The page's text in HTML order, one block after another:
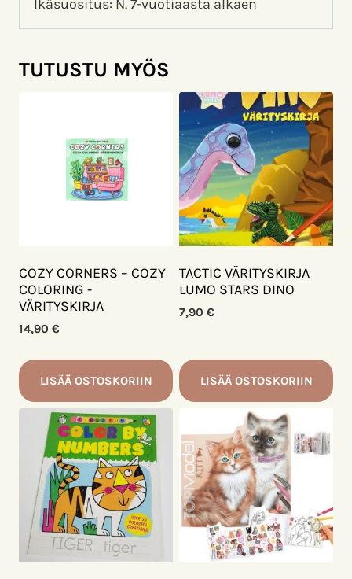
Ikäsuositus: N. 7-vuotiaasta alkaen
TUTUSTU MYÖS
COZY CORNERS – COZY
COLORING -
VÄRITYSKIRJA
14,90 €
LISÄÄ OSTOSKORIIN
TACTIC VÄRITYSKIRJA
LUMO STARS DINO
7,90 €
LISÄÄ OSTOSKORIIN